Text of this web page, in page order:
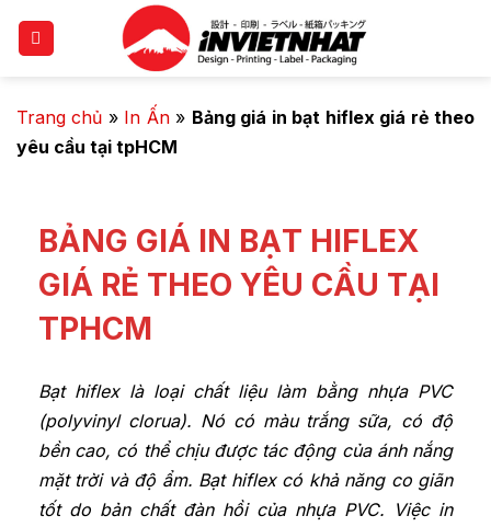
Trang chủ » In Ấn» Bảng giá in bạt hiflex giá rẻ theo
yêu cầu tại tpHCM
BẢNG GIÁ IN BẠT HIFLEX
GIÁ RẺ THEO YÊU CẦU TẠI
TPHCM
Bạt hiflex là loại chất liệu làm bằng nhựa PVC
(polyvinyl clorua). Nó có màu trắng sữa, có độ
bền cao, có thể chịu được tác động của ánh nắng
mặt trời và độ ẩm. Bạt hiflex có khả năng co giãn
tốt do bản chất đàn hồi của nhựa PVC. Việc in